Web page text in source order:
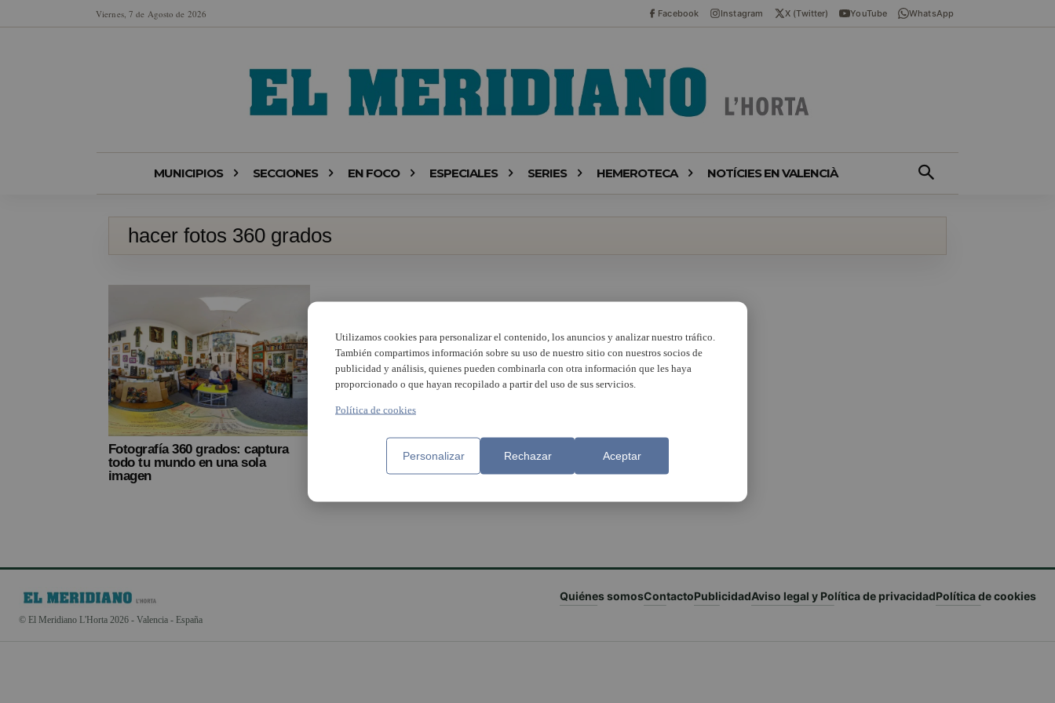
Viernes, 7 de Agosto de 2026 Facebook Instagram X (Twitter) YouTube WhatsApp
MUNICIPIOS SECCIONES EN FOCO ESPECIALES SERIES HEMEROTECA NOTÍCIES EN VALENCIÀ
hacer fotos 360 grados
Fotografía 360 grados: captura
todo tu mundo en una sola
imagen
© El Meridiano L'Horta 2026 - Valencia - España
Quiénes somosContactoPublicidadAviso legal y Política de privacidadPolítica de cookies
Utilizamos cookies para personalizar el contenido, los anuncios y analizar nuestro tráfico.
También compartimos información sobre su uso de nuestro sitio con nuestros socios de
publicidad y análisis, quienes pueden combinarla con otra información que les haya
proporcionado o que hayan recopilado a partir del uso de sus servicios.
Política de cookies
Personalizar Rechazar Aceptar